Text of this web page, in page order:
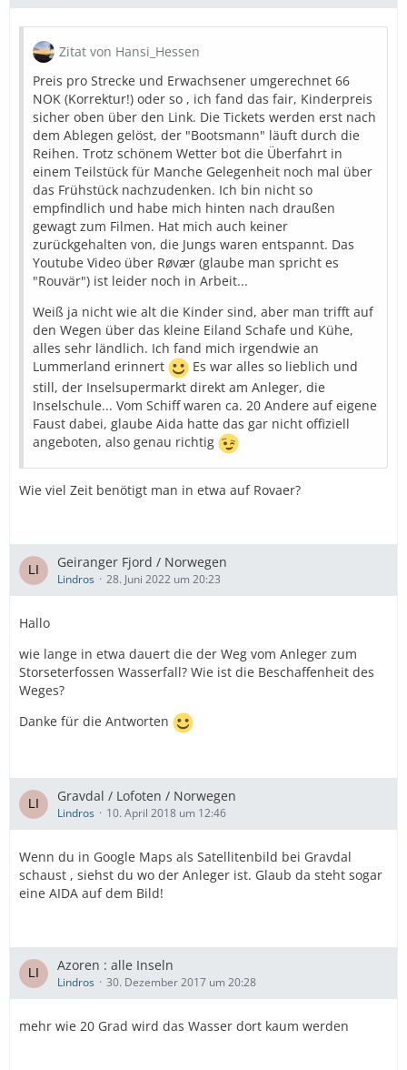
Zitat von Hansi_Hessen
Preis pro Strecke und Erwachsener umgerechnet 66
NOK (Korrektur!) oder so , ich fand das fair, Kinderpreis
sicher oben über den Link. Die Tickets werden erst nach
dem Ablegen gelöst, der "Bootsmann" läuft durch die
Reihen. Trotz schönem Wetter bot die Überfahrt in
einem Teilstück für Manche Gelegenheit noch mal über
das Frühstück nachzudenken. Ich bin nicht so
empfindlich und habe mich hinten nach draußen
gewagt zum Filmen. Hat mich auch keiner
zurückgehalten von, die Jungs waren entspannt. Das
Youtube Video über Røvær (glaube man spricht es
"Rouvär") ist leider noch in Arbeit...
Weiß ja nicht wie alt die Kinder sind, aber man trifft auf
den Wegen über das kleine Eiland Schafe und Kühe,
alles sehr ländlich. Ich fand mich irgendwie an
Lummerland erinnert
Es war alles so lieblich und
still, der Inselsupermarkt direkt am Anleger, die
Inselschule... Vom Schiff waren ca. 20 Andere auf eigene
Faust dabei, glaube Aida hatte das gar nicht offiziell
angeboten, also genau richtig
Wie viel Zeit benötigt man in etwa auf Rovaer?
Geiranger Fjord / Norwegen
Lindros 28. Juni 2022 um 20:23
Hallo
wie lange in etwa dauert die der Weg vom Anleger zum
Storseterfossen Wasserfall? Wie ist die Beschaffenheit des
Weges?
Danke für die Antworten
Gravdal / Lofoten / Norwegen
Lindros 10. April 2018 um 12:46
Wenn du in Google Maps als Satellitenbild bei Gravdal
schaust , siehst du wo der Anleger ist. Glaub da steht sogar
eine AIDA auf dem Bild!
Azoren : alle Inseln
Lindros 30. Dezember 2017 um 20:28
mehr wie 20 Grad wird das Wasser dort kaum werden